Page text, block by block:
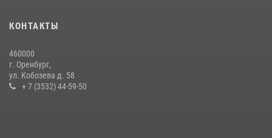
14 июля 2026, 10:43
проведён рейд по строительным объектам
23 июля 2026, 10:47
КОНТАКТЫ
460000
г. Оренбург,
ул. Кобозева д. 58
+ 7 (3532) 44-59-50